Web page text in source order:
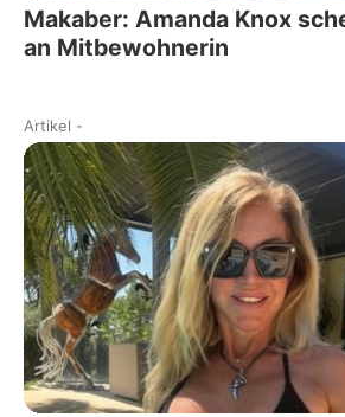
Makaber: Amanda Knox
an Mitbewohnerin
Artikel -